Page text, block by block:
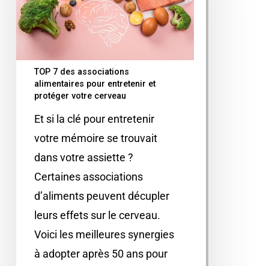
TOP 7 des associations
alimentaires pour entretenir et
protéger votre cerveau
Et si la clé pour entretenir
votre mémoire se trouvait
dans votre assiette ?
Certaines associations
d’aliments peuvent décupler
leurs effets sur le cerveau.
Voici les meilleures synergies
à adopter après 50 ans pour